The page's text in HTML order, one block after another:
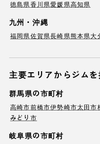
徳島県香川県愛媛県高知県
九州・沖縄
福岡県佐賀県長崎県熊本県大
主要エリアからジム
群馬県の市町村
高崎市前橋市伊勢崎市太田市
みどり市
岐阜県の市町村